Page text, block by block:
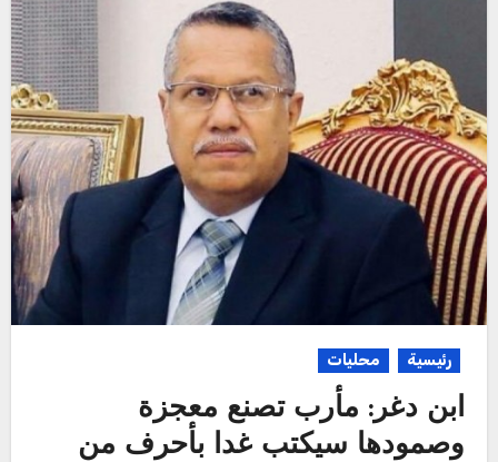
رئيسية محليات
ابن دغر: مأرب تصنع معجزة
وصمودها سيكتب غدا بأحرف من